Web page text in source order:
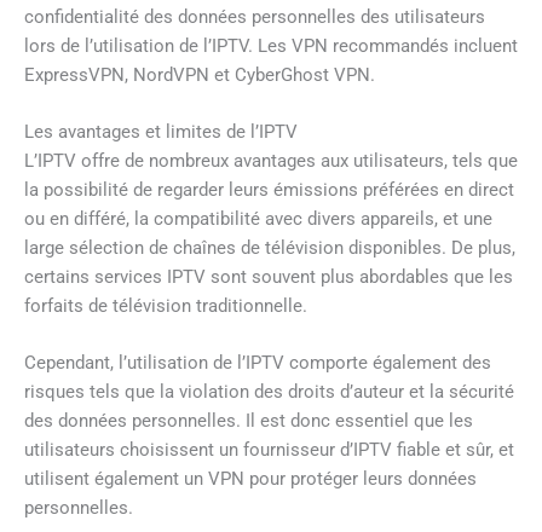
confidentialité des données personnelles des utilisateurs
lors de l’utilisation de l’IPTV. Les VPN recommandés incluent
ExpressVPN, NordVPN et CyberGhost VPN.
Les avantages et limites de l’IPTV
L’IPTV offre de nombreux avantages aux utilisateurs, tels que
la possibilité de regarder leurs émissions préférées en direct
ou en différé, la compatibilité avec divers appareils, et une
large sélection de chaînes de télévision disponibles. De plus,
certains services IPTV sont souvent plus abordables que les
forfaits de télévision traditionnelle.
Cependant, l’utilisation de l’IPTV comporte également des
risques tels que la violation des droits d’auteur et la sécurité
des données personnelles. Il est donc essentiel que les
utilisateurs choisissent un fournisseur d’IPTV fiable et sûr, et
utilisent également un VPN pour protéger leurs données
personnelles.